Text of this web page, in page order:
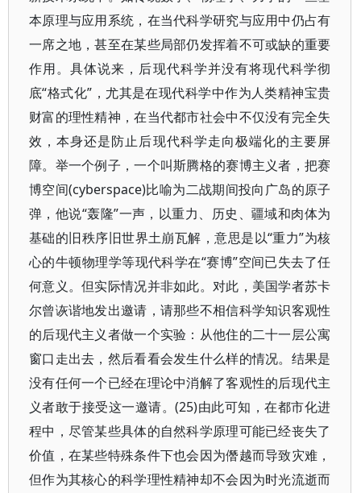
本原理与应用系统，在当代科学研究与应用中仍占有
一席之地，甚至在某些局部仍发挥着不可或缺的重要
作用。具体说来，后现代科学并没有将现代科学彻
底“格式化”，尤其是在现代科学中作为人类精神宝贵
财富的理性精神，在当代都市社会中不仅没有完全失
效，本身还是防止后现代科学走向极端化的主要屏
障。举一个例子，一个叫斯腾格的赛博主义者，把赛
博空间(cyberspace)比喻为二战期间投向广岛的原子
弹，他说“轰隆”一声，以重力、历史、疆域和肉体为
基础的旧秩序旧世界土崩瓦解，意思是以“重力”为核
心的牛顿物理学等现代科学在“赛博”空间已失去了任
何意义。但实际情况并非如此。对此，美国学者苏卡
尔曾诙谐地发出邀请，请那些不相信科学知识客观性
的后现代主义者做一个实验：从他住的二十一层公寓
窗口走出去，然后看看会发生什么样的情况。结果是
没有任何一个已经在理论中消解了客观性的后现代主
义者敢于接受这一邀请。(25)由此可知，在都市化进
程中，尽管某些具体的自然科学原理可能已经丧失了
价值，在某些特殊条件下也会因为僭越而导致灾难，
但作为其核心的科学理性精神却不会因为时光流逝而